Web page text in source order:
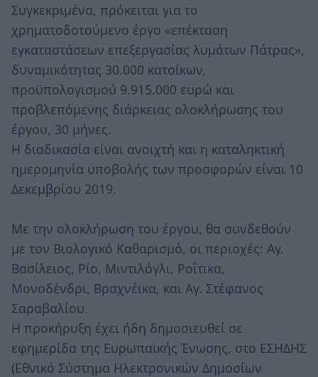
Συγκεκριμένα, πρόκειται για το
χρηματοδοτούμενο έργο «επέκταση
εγκαταστάσεων επεξεργασίας λυμάτων Πάτρας»,
δυναμικότητας 30.000 κατοίκων,
προϋπολογισμού 9.915.000 ευρώ και
προβλεπόμενης διάρκειας ολοκλήρωσης του
έργου, 30 μήνες.
Η διαδικασία είναι ανοιχτή και η καταληκτική
ημερομηνία υποβολής των προσφορών είναι 10
Δεκεμβρίου 2019.
Με την ολοκλήρωση του έργου, θα συνδεθούν
με τον Βιολογικό Καθαρισμό, οι περιοχές: Αγ.
Βασίλειος, Ρίο, Μιντιλόγλι, Ροΐτικα,
Μονοδένδρι, Βραχνέικα, και Αγ. Στέφανος
Σαραβαλίου.
Η προκήρυξη έχει ήδη δημοσιευθεί σε
εφημερίδα της Ευρωπαϊκής Ένωσης, στο ΕΣΗΔΗΣ
(Εθνικό Σύστημα Ηλεκτρονικών Δημοσίων